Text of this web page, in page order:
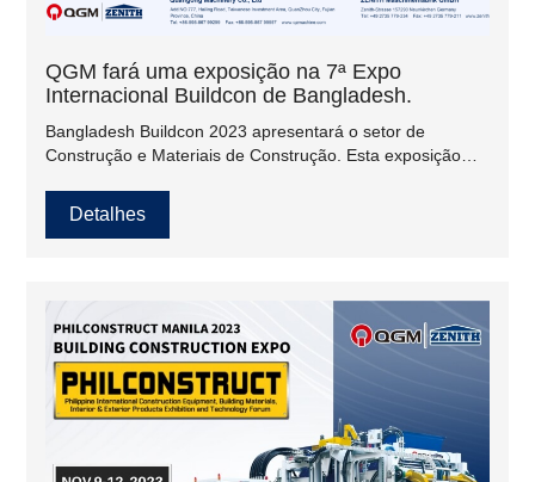
QGM fará uma exposição na 7ª Expo
Internacional Buildcon de Bangladesh.
Bangladesh Buildcon 2023 apresentará o setor de
Construção e Materiais de Construção. Esta exposição
materiais de construção e veículos de construção e
proporcionará ao setor da construção uma plataforma
Detalhes